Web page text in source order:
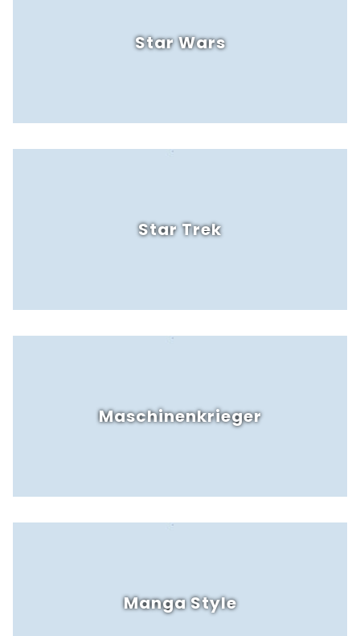
Star Wars
Star Trek
Maschinenkrieger
Manga Style